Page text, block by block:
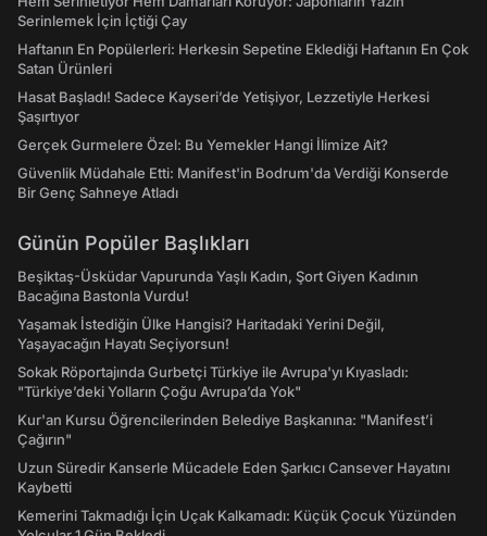
Serinlemek İçin İçtiği Çay
Haftanın En Popülerleri: Herkesin Sepetine Eklediği Haftanın En Çok
Satan Ürünleri
Hasat Başladı! Sadece Kayseri’de Yetişiyor, Lezzetiyle Herkesi
Şaşırtıyor
Gerçek Gurmelere Özel: Bu Yemekler Hangi İlimize Ait?
Güvenlik Müdahale Etti: Manifest'in Bodrum'da Verdiği Konserde
Bir Genç Sahneye Atladı
Günün Popüler Başlıkları
Beşiktaş-Üsküdar Vapurunda Yaşlı Kadın, Şort Giyen Kadının
Bacağına Bastonla Vurdu!
Yaşamak İstediğin Ülke Hangisi? Haritadaki Yerini Değil,
Yaşayacağın Hayatı Seçiyorsun!
Sokak Röportajında Gurbetçi Türkiye ile Avrupa'yı Kıyasladı:
"Türkiye’deki Yolların Çoğu Avrupa’da Yok"
Kur'an Kursu Öğrencilerinden Belediye Başkanına: "Manifest’i
Çağırın"
Uzun Süredir Kanserle Mücadele Eden Şarkıcı Cansever Hayatını
Kaybetti
Kemerini Takmadığı İçin Uçak Kalkamadı: Küçük Çocuk Yüzünden